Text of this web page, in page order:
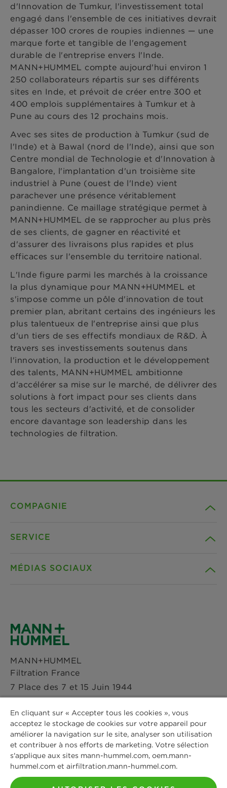
d'Innovation de Tumkur, l'investissement total
engagé dans l'ensemble de ces initiatives devrait
dépasser 100 crores de roupies indiennes — une
marque forte et tangible de l'engagement
durable de l'entreprise envers l'Inde.
MANN+HUMMEL compte aujourd'hui environ 1
250 collaborateurs répartis sur ses différents
sites en Inde, et prévoit de créer entre 300 et
400 emplois supplémentaires à Tumkur et à
Pune au cours des 12 prochains mois.
Avec ses sites de production à Tumkur (sud de
l'Inde) et à Bawal (nord de l'Inde), ainsi que son
Centre mondial de Technologie et d'Innovation à
Bangalore, l'implantation d'un troisième site
industriel à Pune (ouest de l'Inde) vient
parachever une présence véritablement
panindienne. Ce maillage stratégique permet à
MANN+HUMMEL de se rapprocher au plus près
de ses clients, de gagner en réactivité et
d'assurer des livraisons plus rapides et plus
efficaces sur l'ensemble du territoire national.
L'Inde figure parmi les marchés à la croissance
la plus dynamique pour MANN+HUMMEL et
s'impose comme un pôle d'innovation de tout
premier plan, abritant certains des ingénieurs les
plus talentueux de l'entreprise ainsi que plus
d'un tiers de ses effectifs mondiaux de R&D. À
travers ses investissements soutenus dans
l'innovation, la production et le développement
des talents, MANN+HUMMEL ambitionne
d'accélérer sa mise sur le marché, de délivrer des
solutions à fort impact pour ses clients dans
tous les secteurs d'activité, et de consolider
encore davantage son leadership dans les
technologies de filtration.
COMPAGNIE
Actualités & Presse
Sites
SERVICE
Déclaration de confidentialité
Mentions légales
MÉDIAS SOCIAUX
Instagram
LinkedIn
MANN+HUMMEL
Filtration France
7 Place des 7 et 15 Juin 1944
Immeuble Quai 53
4ème étage
53000 Laval
Téléphone: +33 2 44 19 99 05
Contactez-nous
En cliquant sur « Accepter tous les cookies », vous
acceptez le stockage de cookies sur votre appareil pour
améliorer la navigation sur le site, analyser son utilisation
et contribuer à nos efforts de marketing. Votre sélection
s'applique aux sites mann-hummel.com, oem.mann-
hummel.com et airfiltration.mann-hummel.com.